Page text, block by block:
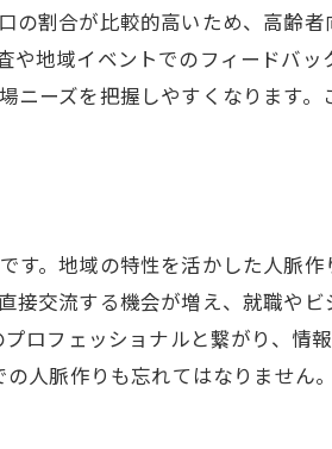
割合が比較的高いため、高齢
地域イベントでのフィードバッ
ーズを把握しやすくなります
。地域の特性を活かした人脈
交流する機会が増え、就職や
ロフェッショナルと繋がり、情
の人脈作りも忘れてはなりませ